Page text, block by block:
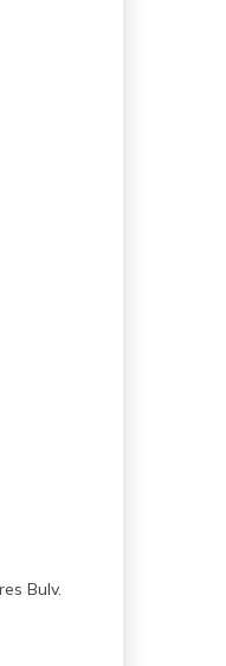
Bulv.